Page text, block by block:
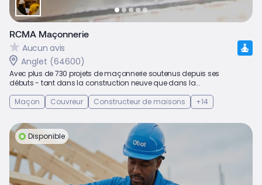
RCMA Maçonnerie
Aucun avis
Anglet (64600)
Avec plus de 730 projets de maçonnerie soutenus depuis ses
débuts - tant dans la construction neuve que dans la...
Maçon
Couvreur Constructeur de maisons +14
Disponible